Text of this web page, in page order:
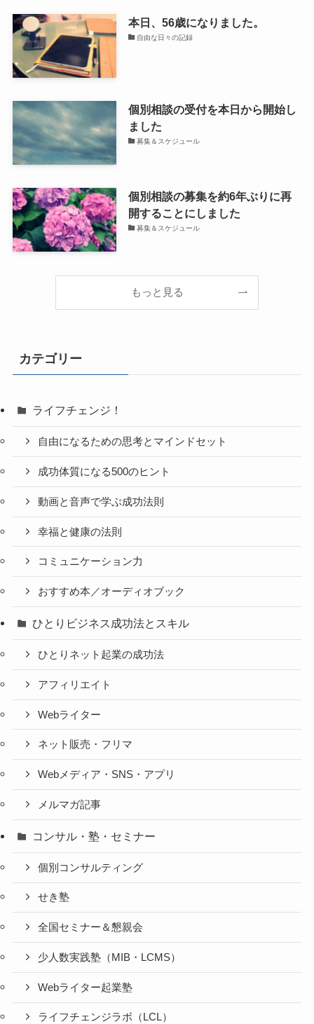
本日、56歳になりました。
自由な日々の記録
個別相談の受付を本日から開始し
ました
募集＆スケジュール
個別相談の募集を約6年ぶりに再
開することにしました
募集＆スケジュール
もっと見る
カテゴリー
ライフチェンジ！
自由になるための思考とマインドセット
成功体質になる500のヒント
動画と音声で学ぶ成功法則
幸福と健康の法則
コミュニケーション力
おすすめ本／オーディオブック
ひとりビジネス成功法とスキル
ひとりネット起業の成功法
アフィリエイト
Webライター
ネット販売・フリマ
Webメディア・SNS・アプリ
メルマガ記事
コンサル・塾・セミナー
個別コンサルティング
せき塾
全国セミナー＆懇親会
少人数実践塾（MIB・LCMS）
Webライター起業塾
ライフチェンジラボ（LCL）